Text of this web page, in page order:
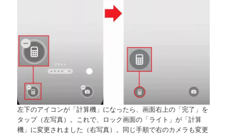
左下のアイコンが「計算機」になったら、画面右上の「完了」を
タップ（左写真）。これで、ロック画面の「ライト」が「計算
機」に変更されました（右写真）。同じ手順で右のカメラも変更